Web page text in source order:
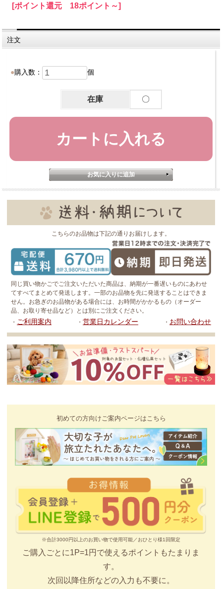
[ポイント還元 18ポイント～]
注文
購入数： 個
在庫 〇
こちらのお品物は下記の通りお届けします。
同じ買い物かごでご注文いただいた商品は、納期が一番遅いものにあわせ
てすべてまとめて発送します。一部のお品物を先に発送することはできま
せん。お急ぎのお品物がある場合には、お時間がかかるもの（オーダー
品、お取り寄せ品など）とは別にご注文ください。
・ ご利用案内 ・ 営業日カレンダー ・ お問い合わせ
初めての方向けご案内ページはこちら
※合計3000円以上のお買い物で使用可能／おひとり様1回限定
ご購入ごとに1P=1円で使えるポイントもたまりま
す。
次回以降住所などの入力も不要に。